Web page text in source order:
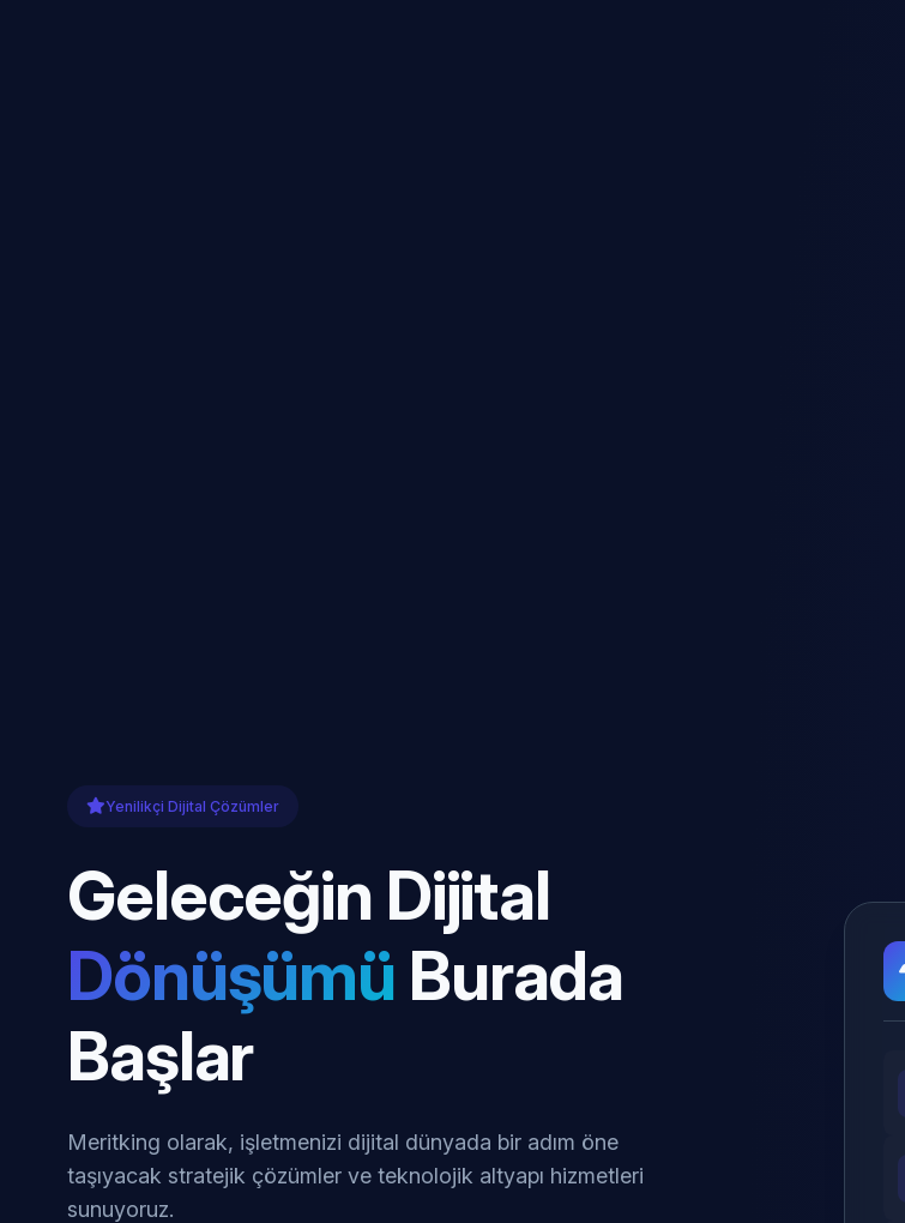
Yenilikçi Dijital Çözümler
Geleceğin Dijital
Dönüşümü Burada
Başlar
Meritking olarak, işletmenizi dijital dünyada bir adım öne
taşıyacak stratejik çözümler ve teknolojik altyapı hizmetleri
sunuyoruz.